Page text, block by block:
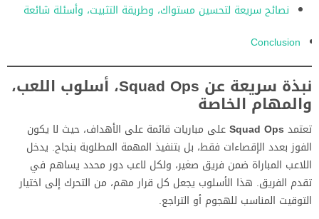
نصائح سريعة لتحسين مستواك، وطريقة التثبيت، وأسئلة شائعة
Conclusion
نبذة سريعة عن Squad Ops، أسلوب اللعب،
والمهام الخاصة
تعتمد Squad Opsعلى مباريات قائمة على الأهداف، حيث لا يكون
الفوز بعدد الإقصاءات فقط، بل بتنفيذ المهمة المطلوبة بنجاح. يدخل
اللاعب المباراة ضمن فريق صغير، ولكل لاعب دور محدد يساهم في
تقدم الفريق. هذا الأسلوب يجعل كل قرار مهم، من التحرك إلى اختيار
التوقيت المناسب للهجوم أو التراجع.